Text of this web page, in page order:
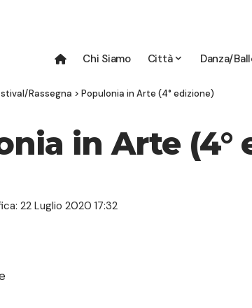
Chi Siamo Città Danza/
Rassegna > Populonia in Arte (4° edizione)
in Arte (4°
22 Luglio 2020 17:32